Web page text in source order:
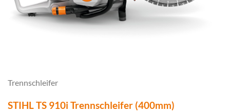
Trennschleifer
STIHL TS 910i Trennschleifer (400mm)